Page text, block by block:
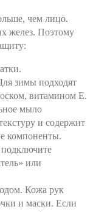
чем лицо.
желез. Поэтому
зимы подходят
витамином Е.
мыло
и содержит
компоненты.
или
Кожа рук
и маски. Если